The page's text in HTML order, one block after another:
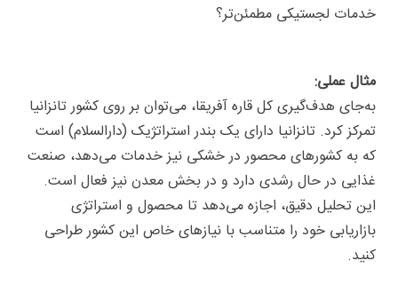
خدمات لجستیکی مطمئن‌تر؟
مثال عملی:
به‌جای هدف‌گیری کل قاره آفریقا، می‌توان بر روی کشور تانزانیا
تمرکز کرد. تانزانیا دارای یک بندر استراتژیک (دارالسلام) است
که به کشورهای محصور در خشکی نیز خدمات می‌دهد، صنعت
غذایی در حال رشدی دارد و در بخش معدن نیز فعال است.
این تحلیل دقیق، اجازه می‌دهد تا محصول و استراتژی
بازاریابی خود را متناسب با نیازهای خاص این کشور طراحی
کنید.